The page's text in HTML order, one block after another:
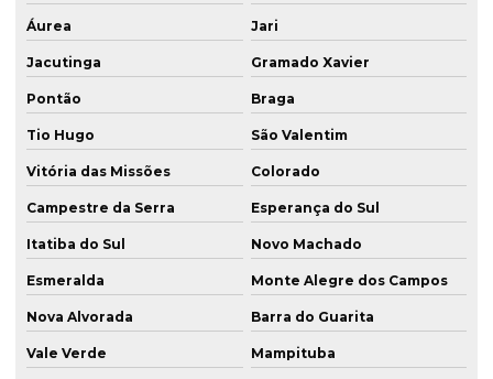
Áurea Jari
Jacutinga Gramado Xavier
Pontão Braga
Tio Hugo São Valentim
Vitória das Missões Colorado
Campestre da Serra Esperança do Sul
Itatiba do Sul Novo Machado
Esmeralda Monte Alegre dos Campos
Nova Alvorada Barra do Guarita
Vale Verde Mampituba